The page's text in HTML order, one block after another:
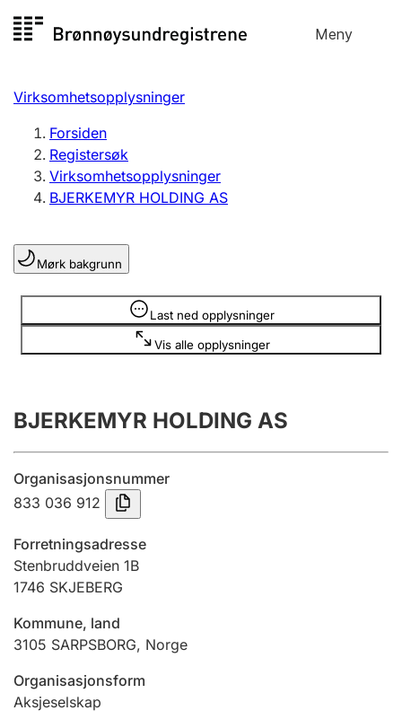
til
Meny
Registersøk
Aksjeselskap
Enkeltpersonforetak
Registrere, endre, slette
Lag og forening
Registrere, endre, slette
Årsregnskap
Innsending og forsinkelsesgebyr
Tinglysing
Jeger
Ektepaktveileder
Virksomhetsopplysninger
Forsiden
Registersøk
Virksomhetsopplysninger
BJERKEMYR HOLDING AS
Mørk bakgrunn
Last ned opplysninger
Vis alle opplysninger
Opplysninger er skjult
BJERKEMYR HOLDING AS
Organisasjonsnummer
833 036 912
Forretningsadresse
Stenbruddveien 1B
1746 SKJEBERG
Kommune, land
3105 SARPSBORG, Norge
Organisasjonsform
Aksjeselskap